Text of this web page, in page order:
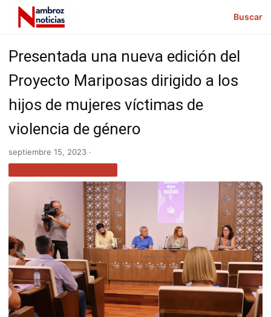
Buscar
Presentada una nueva edición del
Proyecto Mariposas dirigido a los
hijos de mujeres víctimas de
violencia de género
septiembre 15, 2023 ·